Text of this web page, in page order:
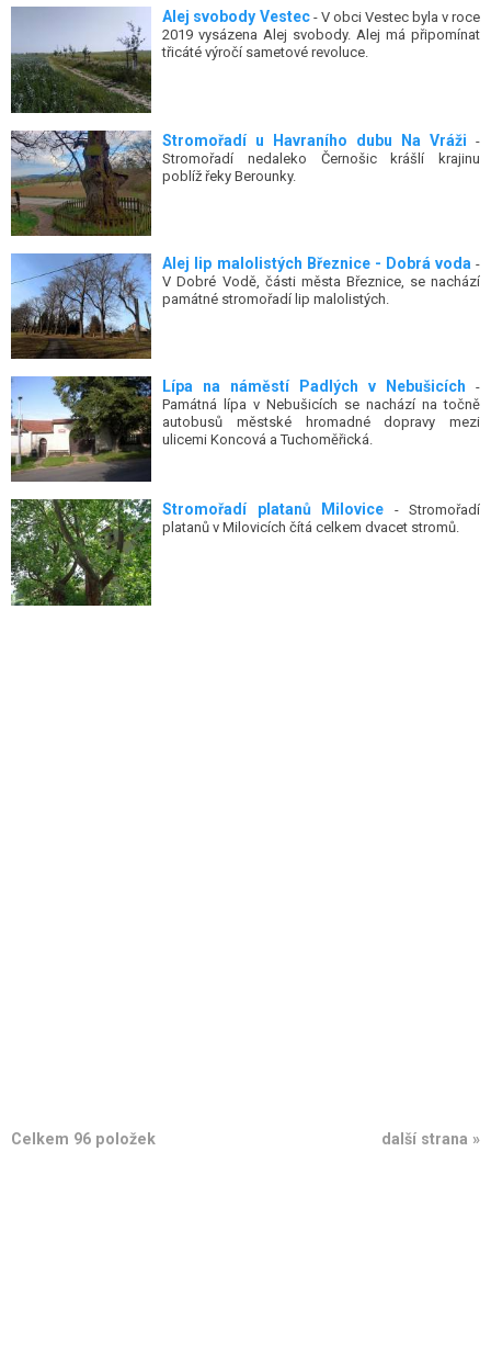
Alej svobody Vestec- V obci Vestec byla v roce
2019 vysázena Alej svobody. Alej má připomínat
třicáté výročí sametové revoluce.
Stromořadí u Havraního dubu Na Vráži -
Stromořadí nedaleko Černošic krášlí krajinu
poblíž řeky Berounky.
Alej lip malolistých Březnice - Dobrá voda -
V Dobré Vodě, části města Březnice, se nachází
památné stromořadí lip malolistých.
Lípa na náměstí Padlých v Nebušicích -
Památná lípa v Nebušicích se nachází na točně
autobusů městské hromadné dopravy mezi
ulicemi Koncová a Tuchoměřická.
Stromořadí platanů Milovice - Stromořadí
platanů v Milovicích čítá celkem dvacet stromů.
Celkem 96 položek další strana »